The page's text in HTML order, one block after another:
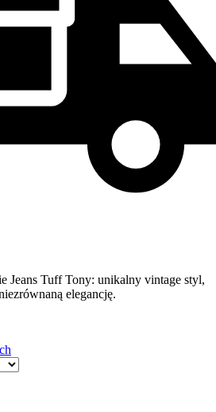
Jeans Tuff Tony: unikalny vintage styl,
elegancję.